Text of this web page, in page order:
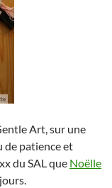
Art, sur une
de patience et
du SAL que Noëlle